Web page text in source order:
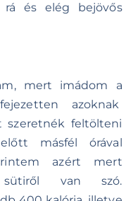
rá és elég bejövős
mert imádom a
azoknak
szeretnék feltölteni
másfél órával
azért mert
van szó.